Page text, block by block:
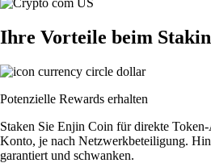
Ihre Vorteile beim
Potenzielle Rewards erhalten
Staken Sie Enjin Coin für direkte
Konto, je nach Netzwerkbeteiligung.
garantiert und schwanken.